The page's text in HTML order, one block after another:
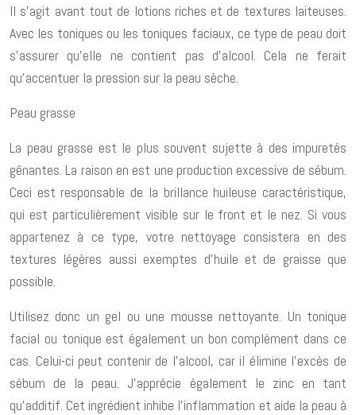
Il s’agit avant tout de lotions riches et de textures laiteuses.
Avec les toniques ou les toniques faciaux, ce type de peau doit
s’assurer qu’elle ne contient pas d’alcool. Cela ne ferait
qu’accentuer la pression sur la peau sèche.
Peau grasse
La peau grasse est le plus souvent sujette à des impuretés
gênantes. La raison en est une production excessive de sébum.
Ceci est responsable de la brillance huileuse caractéristique,
qui est particulièrement visible sur le front et le nez. Si vous
appartenez à ce type, votre nettoyage consistera en des
textures légères aussi exemptes d’huile et de graisse que
possible.
Utilisez donc un gel ou une mousse nettoyante. Un tonique
facial ou tonique est également un bon complément dans ce
cas. Celui-ci peut contenir de l’alcool, car il élimine l’excès de
sébum de la peau. J’apprécie également le zinc en tant
qu’additif. Cet ingrédient inhibe l’inflammation et aide la peau à